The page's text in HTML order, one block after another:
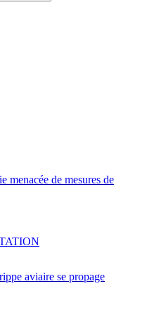
menacée de mesures de
aviaire se propage